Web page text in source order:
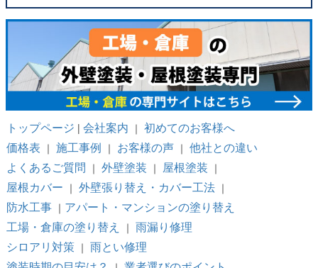
トップページ | 会社案内 ｜ 初めてのお客様へ
価格表 ｜ 施工事例 ｜ お客様の声｜ 他社との違い
よくあるご質問 ｜ 外壁塗装 ｜ 屋根塗装 ｜
屋根カバー ｜ 外壁張り替え・カバー工法｜
防水工事｜ アパート・マンションの塗り替え
工場・倉庫の塗り替え
｜ 雨漏り修理
シロアリ対策｜ 雨とい修理